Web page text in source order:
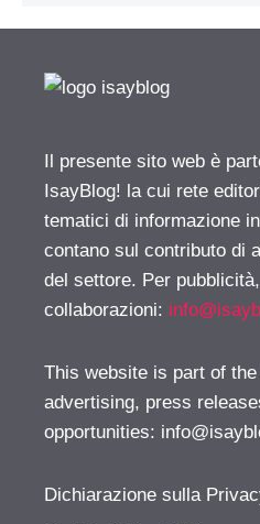
Il presente sito web è
IsayBlog! la cui rete
tematici di informazione
contano sul contributo di
del settore. Per
collaborazioni:
This website is part of
advertising, press
opportunities:
Dichiarazione sulla